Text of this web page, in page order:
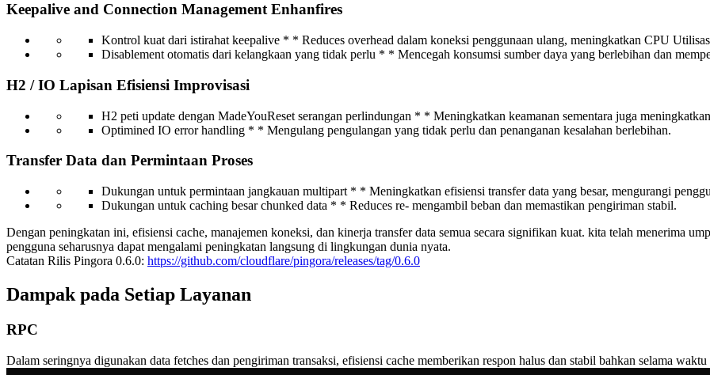
Keepalive and Connection Management Enhanfires
Kontrol kuat dari istirahat keepalive * * Reduces overhead dalam koneksi penggunaan ulang, meningkatkan CPU
Disablement otomatis dari kelangkaan yang tidak perlu * * Mencegah konsumsi sumber daya yang berlebihan dan
H2 / IO Lapisan Efisiensi Improvisasi
H2 peti update dengan MadeYouReset serangan perlindungan * * Meningkatkan keamanan sementara juga
Optimined IO error handling * * Mengulang pengulangan yang tidak perlu dan penanganan kesalahan berlebihan.
Transfer Data dan Permintaan Proses
Dukungan untuk permintaan jangkauan multipart * * Meningkatkan efisiensi transfer data yang besar, mengurangi
Dukungan untuk caching besar chunked data * * Reduces re- mengambil beban dan memastikan pengiriman stabil.
Dengan peningkatan ini, efisiensi cache, manajemen koneksi, dan kinerja transfer data semua secara signifikan kuat. kita telah menerima
pengguna seharusnya dapat mengalami peningkatan langsung di lingkungan dunia nyata.
Catatan Rilis Pingora 0.6.0: https://github.com/cloudflare/pingora/releases/tag/0.6.0
Dampak pada Setiap Layanan
RPC
Dalam seringnya digunakan data fetches dan pengiriman transaksi, efisiensi cache memberikan respon halus dan stabil bahkan selama